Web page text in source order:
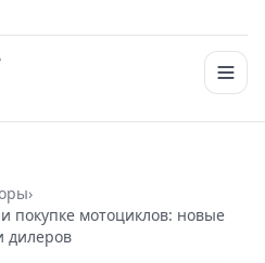
›
покупке мотоциклов: новые
дилеров